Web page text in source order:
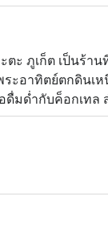
ตะ ภูเก็ต เป็นร้
ะอาทิตย์ตกดินเ
มด่ำกับค็อกเทล
ำวัตถุดิบและเท
กลมกล่อมลงตัว